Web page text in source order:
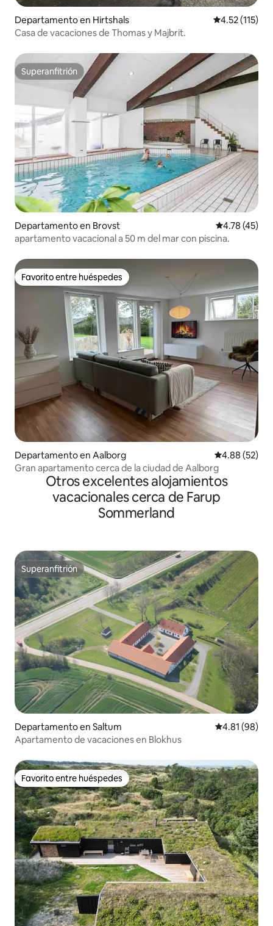
Departamento en Hirtshals Calificación
4.52 (115)
Casa de vacaciones de Thomas y Majbrit.
Superanfitrión
Superanfitrión
Departamento en Brovst Calificación
4.78 (45)
apartamento vacacional a 50 m del mar con piscina.
Favorito entre huéspedes
Favorito entre huéspedes
Departamento en Aalborg Calificación
4.88 (52)
Gran apartamento cerca de la ciudad de Aalborg
Otros excelentes alojamientos
vacacionales cerca de Farup
Sommerland
Superanfitrión
Superanfitrión
Departamento en Saltum Calificación
4.81 (98)
Apartamento de vacaciones en Blokhus
Favorito entre huéspedes
Favorito entre huéspedes